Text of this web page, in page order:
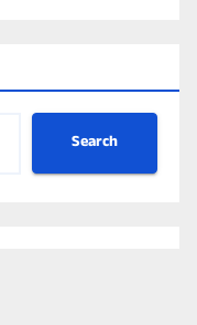
Search